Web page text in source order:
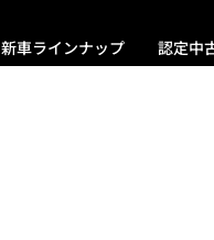
新車ラインナップ 認定中